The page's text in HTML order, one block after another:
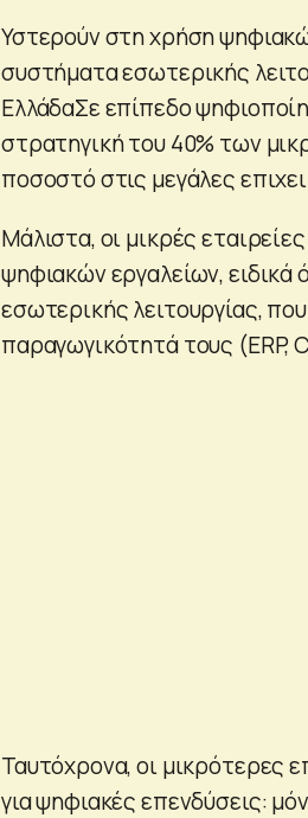
Υστερούν στη χρήση
συστήματα εσωτερικής
ΕλλάδαΣε επίπεδο
στρατηγική του 40% των
ποσοστό στις μεγάλες
Μάλιστα, οι μικρές
ψηφιακών εργαλείων,
εσωτερικής λειτουργίας,
παραγωγικότητά τους (ERP,
Ταυτόχρονα, οι μικρότερες
για ψηφιακές επενδύσεις: